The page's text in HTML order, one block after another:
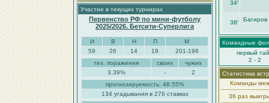
Участие в текущих турнирах
Первенство РФ по мини-футболу
2025/2026. Бетсити-Суперлига
И В Н П
М
59
26 14 19
201-196
тех. поражения
своих
чужих
3.39%
-
2
прогнозируемость: 48.55%
134 угадывания в 276 ставках
34′
38′ Багиров
Командные
первый
2 - 2
Статистика
Команды
36 раз